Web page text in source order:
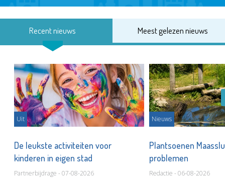
Recent nieuws Meest gelezen nieuws
Uit
De leukste activiteiten voor
kinderen in eigen stad
Partnerbijdrage - 07-08-2026
Nieuws
Plantsoenen
problemen
Redactie - 06-08-2026